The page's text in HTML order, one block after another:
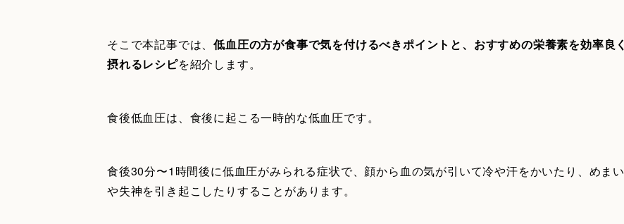
そこで本記事では、低血圧の方が食事で気を付けるべきポイントと、おすすめの栄養素を効率良く
摂れるレシピを紹介します。
食後低血圧は、食後に起こる一時的な低血圧です。
食後30分〜1時間後に低血圧がみられる症状で、顔から血の気が引いて冷や汗をかいたり、めまい
や失神を引き起こしたりすることがあります。